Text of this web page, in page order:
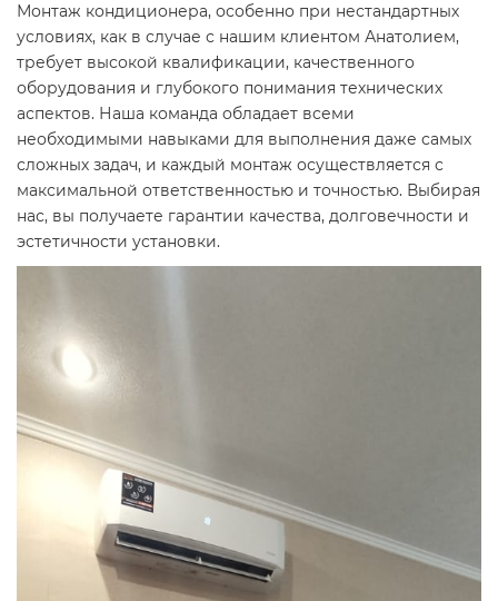
Монтаж кондиционера, особенно при нестандартных
условиях, как в случае с нашим клиентом Анатолием,
требует высокой квалификации, качественного
оборудования и глубокого понимания технических
аспектов. Наша команда обладает всеми
необходимыми навыками для выполнения даже самых
сложных задач, и каждый монтаж осуществляется с
максимальной ответственностью и точностью. Выбирая
нас, вы получаете гарантии качества, долговечности и
эстетичности установки.